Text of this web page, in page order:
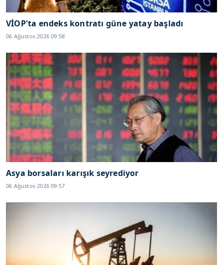
VİOP'ta endeks kontratı güne yatay başladı
06 Ağustos 2026 09:58
Asya borsaları karışık seyrediyor
06 Ağustos 2026 09:57